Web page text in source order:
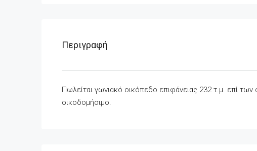
Περιγραφή
Πωλείται γωνιακό οικόπεδο επιφάνειας 232 τ.μ. επί
οικοδομήσιμο.